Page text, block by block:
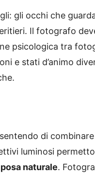
gli occhi che
Il fotografo
psicologica tra
e stati d’animo
di
luminosi
posa naturale.